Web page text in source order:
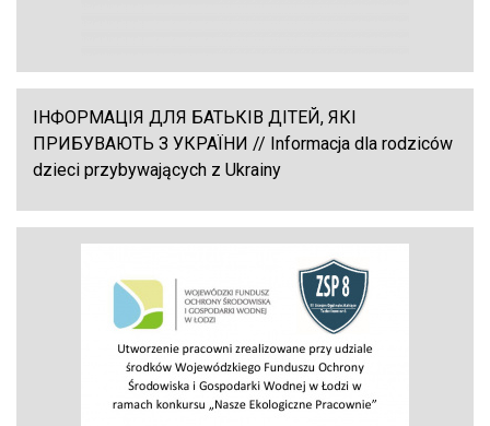
ІНФОРМАЦІЯ ДЛЯ БАТЬКІВ ДІТЕЙ, ЯКІ
ПРИБУВАЮТЬ З УКРАЇНИ // Informacja dla rodziców
dzieci przybywających z Ukrainy